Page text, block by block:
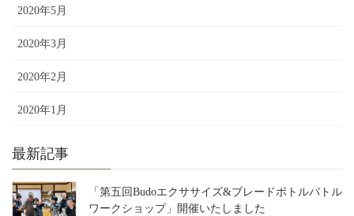
2020年5月
2020年3月
2020年2月
2020年1月
最新記事
「第五回Budoエクササイズ&ブレードボトルバトル
ワークショップ」開催いたしました